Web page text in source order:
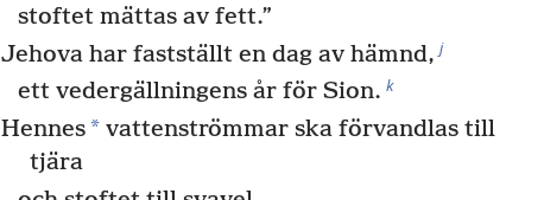
stoftet mättas av fett.”
Jehova har fastställt en dag av hämnd, j
ett vedergällningens år för Sion. k
Hennes*vattenströmmar ska förvandlas till
tjära